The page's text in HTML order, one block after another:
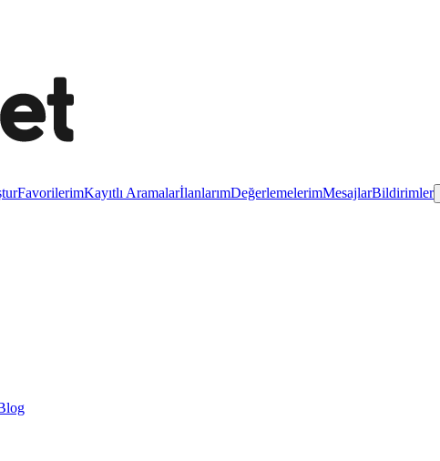
FavorilerimKayıtlı AramalarİlanlarımDeğerlemelerimMesajlarBildirimler